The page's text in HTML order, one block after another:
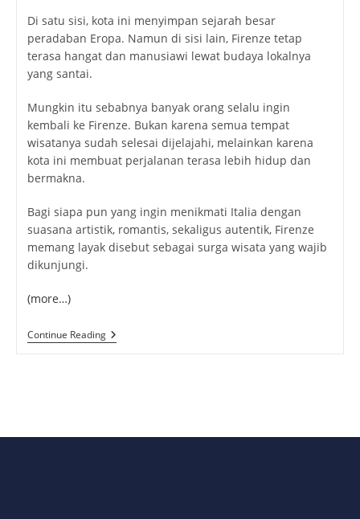
Di satu sisi, kota ini menyimpan sejarah besar
peradaban Eropa. Namun di sisi lain, Firenze tetap
terasa hangat dan manusiawi lewat budaya lokalnya
yang santai.
Mungkin itu sebabnya banyak orang selalu ingin
kembali ke Firenze. Bukan karena semua tempat
wisatanya sudah selesai dijelajahi, melainkan karena
kota ini membuat perjalanan terasa lebih hidup dan
bermakna.
Bagi siapa pun yang ingin menikmati Italia dengan
suasana artistik, romantis, sekaligus autentik, Firenze
memang layak disebut sebagai surga wisata yang wajib
dikunjungi.
(more…)
Continue ReadingFirenze,
Surga